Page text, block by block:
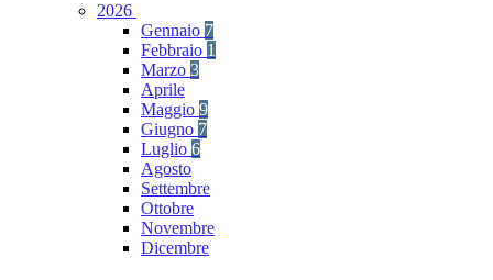
2026
Gennaio 7
Febbraio 1
Marzo 3
Aprile
Maggio 9
Giugno 7
Luglio 6
Agosto
Settembre
Ottobre
Novembre
Dicembre